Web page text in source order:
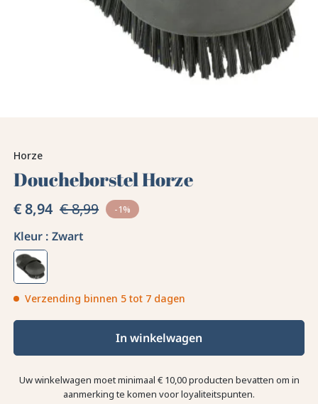
Horze
Doucheborstel Horze
€ 8,94 € 8,99 -1%
Kleur : Zwart
Verzending binnen 5 tot 7 dagen
In winkelwagen
Uw winkelwagen moet minimaal € 10,00 producten bevatten om in
aanmerking te komen voor loyaliteitspunten.